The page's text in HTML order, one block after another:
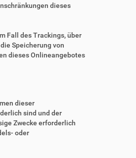
dieses
Fall des Trackings, über
Speicherung von
dieses Onlineangebotes
dieser
sind und der
Zwecke erforderlich
oder